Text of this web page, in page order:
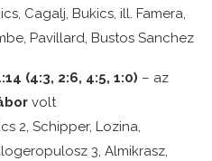
Cagalj, Bukics, ill. Famera,
Pavillard, Bustos Sanchez
(4:3, 2:6, 4:5, 1:0) – az
volt
2, Schipper, Lozina,
3, Almikrasz,